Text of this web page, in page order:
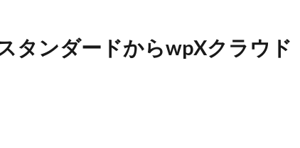
タンダードからwpXクラウド